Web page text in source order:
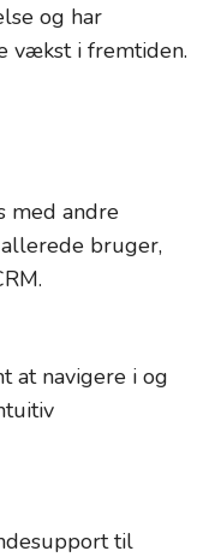
og har
vækst i fremtiden.
med andre
bruger,
at navigere i og
til